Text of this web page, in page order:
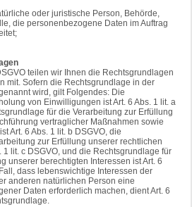
oder juristische Person, Behörde,
die personenbezogene Daten im Auftrag
teilen wir Ihnen die Rechtsgrundlagen
mit. Sofern die Rechtsgrundlage in der
wird, gilt Folgendes: Die
von Einwilligungen ist Art. 6 Abs. 1 lit. a
für die Verarbeitung zur Erfüllung
vertraglicher Maßnahmen sowie
Art. 6 Abs. 1 lit. b DSGVO, die
zur Erfüllung unserer rechtlichen
1 lit. c DSGVO, und die Rechtsgrundlage für
unserer berechtigten Interessen ist Art. 6
dass lebenswichtige Interessen der
anderen natürlichen Person eine
Daten erforderlich machen, dient Art. 6